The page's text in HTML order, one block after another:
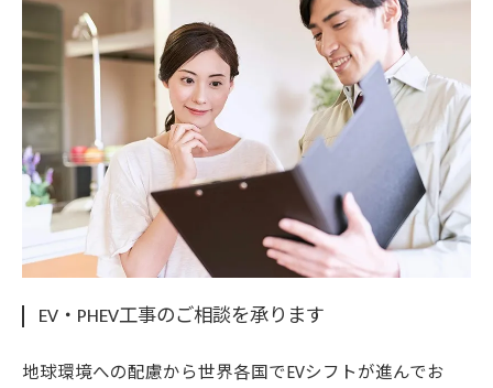
EV・PHEV工事のご相談を承ります
地球環境への配慮から世界各国でEVシフトが進んでお